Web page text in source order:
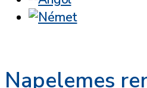
Napelemes